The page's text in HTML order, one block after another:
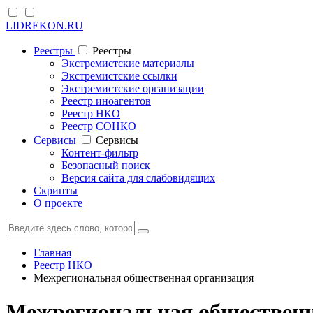
LIDREKON.RU
Реестры
Реестры
Экстремистские материалы
Экстремистские ссылки
Экстремистские организации
Реестр иноагентов
Реестр НКО
Реестр СОНКО
Cервисы
Cервисы
Контент-фильтр
Безопасный поиск
Версия сайта для слабовидящих
Скрипты
О проекте
Главная
Реестр НКО
Межрегиональная общественная организация